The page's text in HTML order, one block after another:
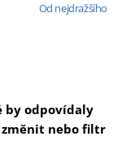
Od nejdražšího
by odpovídaly
nebo filtr